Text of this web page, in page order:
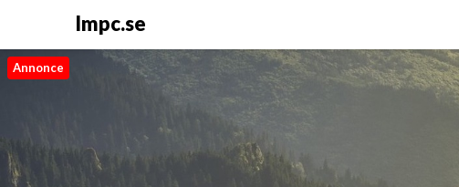
Impc.se
Annonce